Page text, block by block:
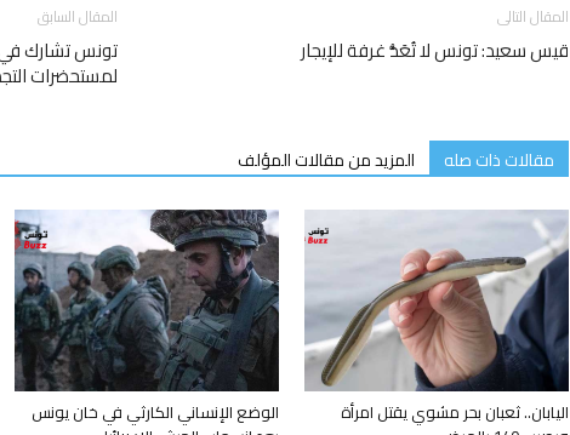
المقال السابق
تونس تشارك في
لمستحضرات
المقال التالى
قيس سعيد: تونس لا تُعَدُّ غرفة للإيجار
مقالات ذات صله المزيد من مقالات المؤلف
الوضع الإنساني الكارثي في خان يونس
اليابان.. ثعبان بحر مشوي يقتل امرأة